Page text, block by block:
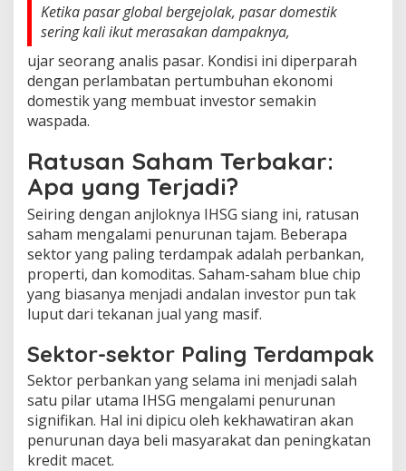
Ketika pasar global bergejolak, pasar domestik
sering kali ikut merasakan dampaknya,
ujar seorang analis pasar. Kondisi ini diperparah
dengan perlambatan pertumbuhan ekonomi
domestik yang membuat investor semakin
waspada.
Ratusan Saham Terbakar:
Apa yang Terjadi?
Seiring dengan anjloknya IHSG siang ini, ratusan
saham mengalami penurunan tajam. Beberapa
sektor yang paling terdampak adalah perbankan,
properti, dan komoditas. Saham-saham blue chip
yang biasanya menjadi andalan investor pun tak
luput dari tekanan jual yang masif.
Sektor-sektor Paling Terdampak
Sektor perbankan yang selama ini menjadi salah
satu pilar utama IHSG mengalami penurunan
signifikan. Hal ini dipicu oleh kekhawatiran akan
penurunan daya beli masyarakat dan peningkatan
kredit macet.